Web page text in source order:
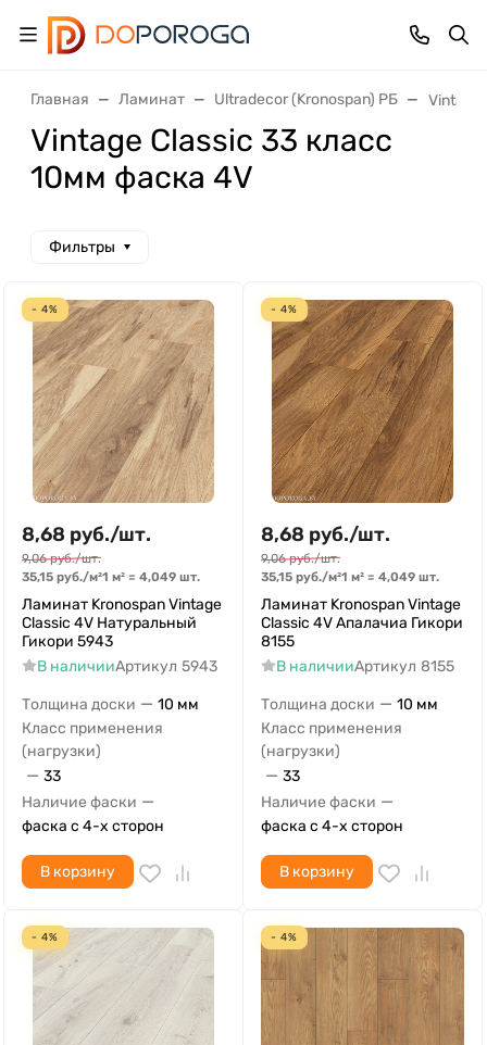
Главная Ламинат Ultradecor (Kronospan) РБ Vintage
Vintage Classic 33 класс
10мм фаска 4V
Фильтры
- 4%
8,68 руб./шт.
9,06 руб./шт.
35,15 руб./м²1 м² = 4,049 шт.
Ламинат Kronospan Vintage
Classic 4V Натуральный
Гикори 5943
В наличииАртикул 5943
Толщина доски — 10 мм
Класс применения
(нагрузки)
— 33
Наличие фаски —
фаска с 4-х сторон
В корзину
- 4%
8,68 руб./шт.
9,06 руб./шт.
35,15 руб./м²1 м² = 4,049 шт.
Ламинат Kronospan Vintage
Classic 4V Апалачиа Гикори
8155
В наличииАртикул 8155
Толщина доски — 10 мм
Класс применения
(нагрузки)
— 33
Наличие фаски —
фаска с 4-х сторон
В корзину
- 4% - 4%